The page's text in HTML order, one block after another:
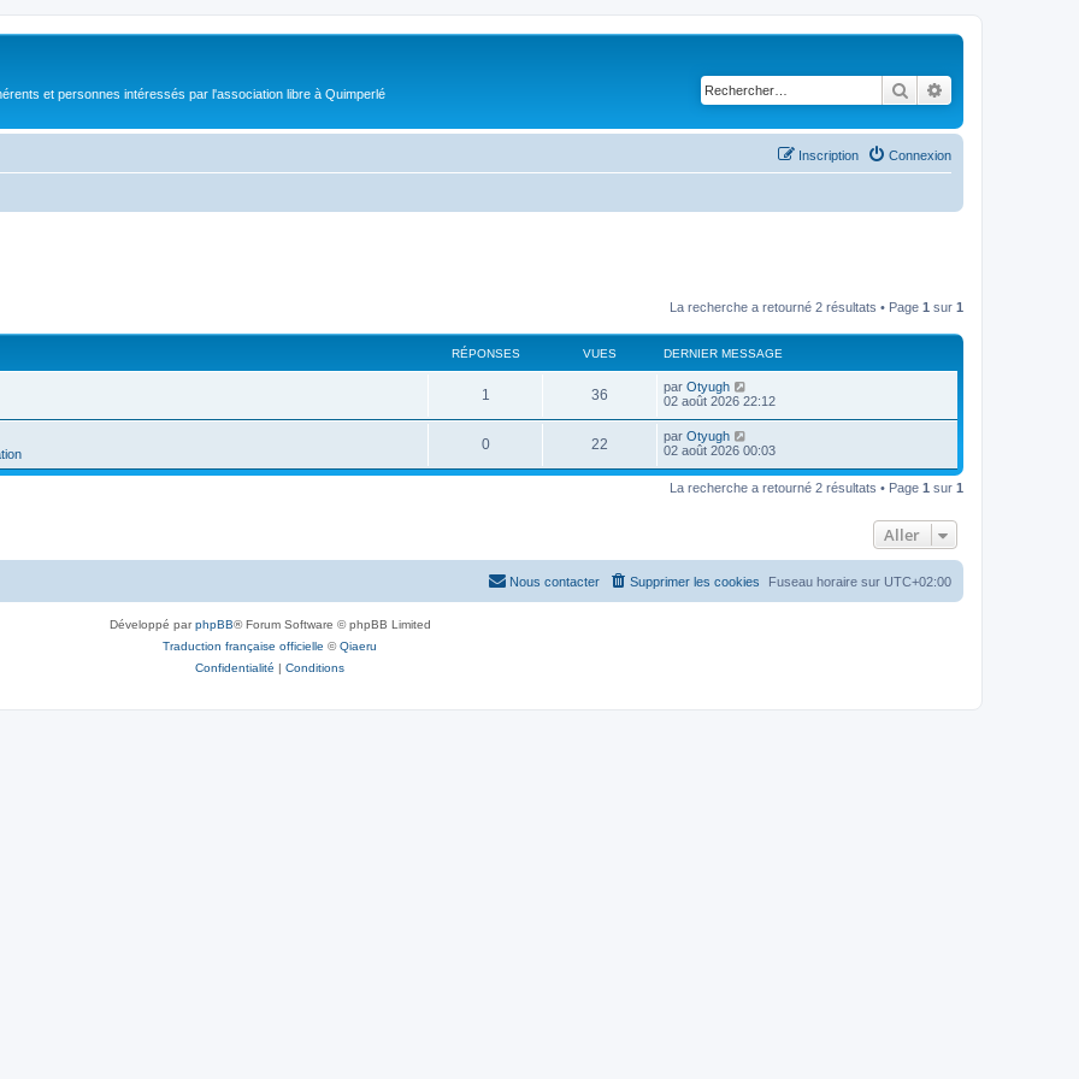
et personnes intéressés par l'association libre à Quimperlé Rechercher
Connexion
Inscription
La recherche a retourné 2 résultats • Page 1 sur 1
RÉPONSES VUES DERNIER MESSAGE
1 36 par Otyugh
02 août 2026 22:12
0 22 par Otyugh
02 août 2026 00:03
La recherche a retourné 2 résultats • Page 1 sur 1
Aller
Fuseau horaire sur UTC+02:00
Supprimer les cookies
Nous contacter
Développé parphpBB® Forum Software © phpBB Limited
Traduction française officielle ©Qiaeru
Confidentialité | Conditions